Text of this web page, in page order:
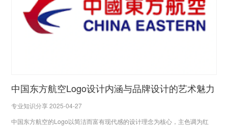
​中国东方航空Logo设计内涵与品牌设计的艺术魅力
专业知识分享 2025-04-27
中国东方航空的Logo以简洁而富有现代感的设计理念为核心，主色调为红